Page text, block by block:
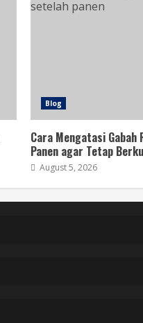
Blog
Cara Mengatasi Gabah
Panen agar Tetap
August 5, 2026